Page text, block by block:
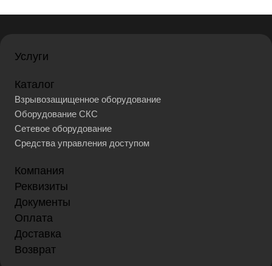
Услуги
Каталог
Взрывозащищенное оборудование
Оборудование СКС
Сетевое оборудование
Средства управления доступом
Компания
Реквизиты
Документы
Оплата
Доставка
Возврат